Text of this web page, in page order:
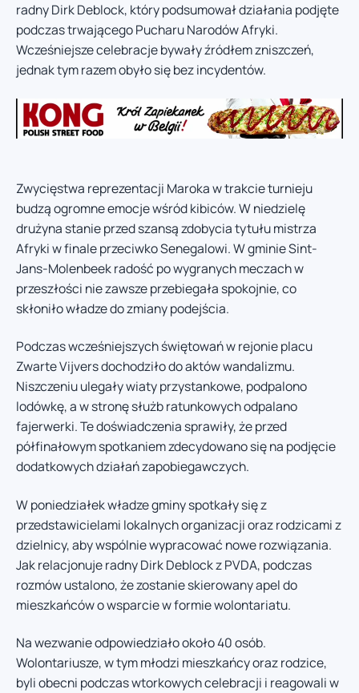
radny Dirk Deblock, który podsumował działania podjęte
podczas trwającego Pucharu Narodów Afryki.
Wcześniejsze celebracje bywały źródłem zniszczeń,
jednak tym razem obyło się bez incydentów.
Zwycięstwa reprezentacji Maroka w trakcie turnieju
budzą ogromne emocje wśród kibiców. W niedzielę
drużyna stanie przed szansą zdobycia tytułu mistrza
Afryki w finale przeciwko Senegalowi. W gminie Sint-
Jans-Molenbeek radość po wygranych meczach w
przeszłości nie zawsze przebiegała spokojnie, co
skłoniło władze do zmiany podejścia.
Podczas wcześniejszych świętowań w rejonie placu
Zwarte Vijvers dochodziło do aktów wandalizmu.
Niszczeniu ulegały wiaty przystankowe, podpalono
lodówkę, a w stronę służb ratunkowych odpalano
fajerwerki. Te doświadczenia sprawiły, że przed
półfinałowym spotkaniem zdecydowano się na podjęcie
dodatkowych działań zapobiegawczych.
W poniedziałek władze gminy spotkały się z
przedstawicielami lokalnych organizacji oraz rodzicami z
dzielnicy, aby wspólnie wypracować nowe rozwiązania.
Jak relacjonuje radny Dirk Deblock z PVDA, podczas
rozmów ustalono, że zostanie skierowany apel do
mieszkańców o wsparcie w formie wolontariatu.
Na wezwanie odpowiedziało około 40 osób.
Wolontariusze, w tym młodzi mieszkańcy oraz rodzice,
byli obecni podczas wtorkowych celebracji i reagowali w